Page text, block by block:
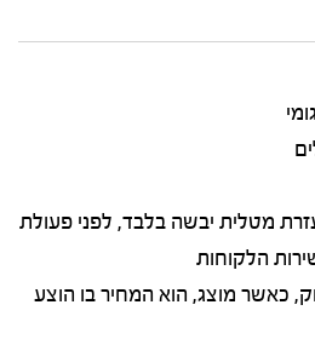
מטלית יבשה בלבד, לפני פעולת
הלקוחות
כאשר מוצג, הוא המחיר בו הוצע